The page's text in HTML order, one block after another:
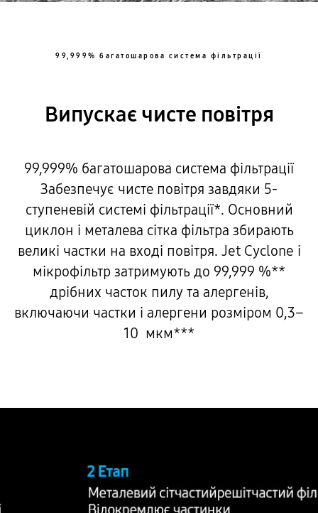
99,999% багатошарова система фільтрації
Випускає чисте повітря
99,999% багатошарова система фільтрації
Забезпечує чисте повітря завдяки 5-
ступеневій системі фільтрації*. Основний
циклон і металева сітка фільтра збирають
великі частки на вході повітря. Jet Cyclone і
мікрофільтр затримують до 99,999 %**
дрібних часток пилу та алергенів,
включаючи частки і алергени розміром 0,3–
10 мкм***